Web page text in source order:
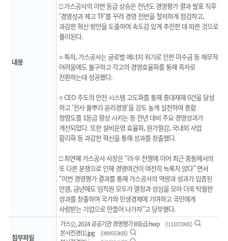
내용
□ 가스공사의 이번 등급 상승은 전년도 경영평가 결과 발표 직후
‘경영성과 제고 TF’를 꾸려 경영 전반을 철저하게 점검하고,
과감한 혁신 방안을 도출하여 속도감 있게 추진한 데 따른 것으로
풀이된다.
○ 특히, 가스공사는 글로벌 에너지 위기로 인한 미수금 등 재무적
어려움에도 불구하고 각고의 경영효율화를 통해 흑자로
전환하는데 성공했다.
○ CEO 주도의 안전 시스템 고도화를 통해 중대재해 0건을 달성
하고 ‘전사 풀뿌리 윤리경영’을 강도 높게 실천하여 종합
청렴도를 1등급 향상 시키는 등 전년 대비 주요 경영성과가
개선되었다. 또한 설비운영 효율화, 원가절감, 국내외 사업
합리화 등 과감한 혁신을 통해 성과를 창출했다.
□ 최연혜 가스공사 사장은 “러-우 전쟁에 이어 최근 중동에서의
또 다른 분쟁으로 인해 경영여건이 여전히 녹록치 않다” 면서
“이번 경영평가 결과를 통해 가스공사의 역량과 성과가 입증된
만큼, 금년에도 임직원 모두가 열정과 성심을 모아 더욱 탁월한
성과를 창출하여 국가와 민생경제에 기여하고 국민에게
사랑받는 기업으로 만들어 나가자”고 당부했다.
첨부파일
가스公, 2024 공공기관 경영평가 B등급.hwp ([131072KB])미리보기
본사전경(1).jpg
([499553KB])미리보기